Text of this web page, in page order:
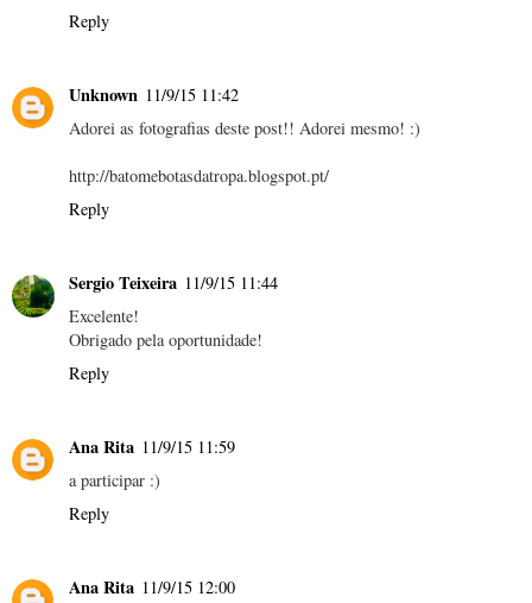
Reply
Unknown 11/9/15 11:42
Adorei as fotografias deste post!! Adorei mesmo! :)
http://batomebotasdatropa.blogspot.pt/
Reply
Sergio Teixeira 11/9/15 11:44
Excelente!
Obrigado pela oportunidade!
Reply
Ana Rita 11/9/15 11:59
a participar :)
Reply
Ana Rita 11/9/15 12:00